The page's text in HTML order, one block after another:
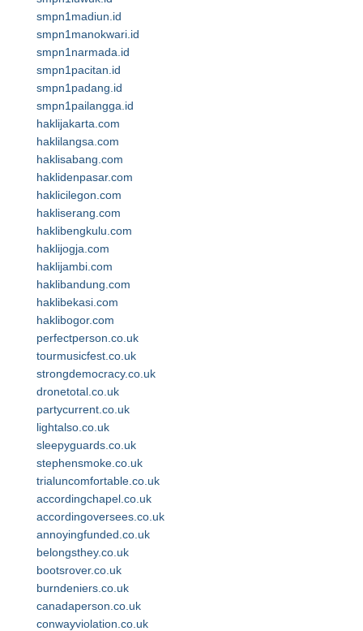
smpn1madiun.id
smpn1manokwari.id
smpn1narmada.id
smpn1pacitan.id
smpn1padang.id
smpn1pailangga.id
haklijakarta.com
haklilangsa.com
haklisabang.com
haklidenpasar.com
haklicilegon.com
hakliserang.com
haklibengkulu.com
haklijogja.com
haklijambi.com
haklibandung.com
haklibekasi.com
haklibogor.com
perfectperson.co.uk
tourmusicfest.co.uk
strongdemocracy.co.uk
dronetotal.co.uk
partycurrent.co.uk
lightalso.co.uk
sleepyguards.co.uk
stephensmoke.co.uk
trialuncomfortable.co.uk
accordingchapel.co.uk
accordingoversees.co.uk
annoyingfunded.co.uk
belongsthey.co.uk
bootsrover.co.uk
burndeniers.co.uk
canadaperson.co.uk
conwayviolation.co.uk